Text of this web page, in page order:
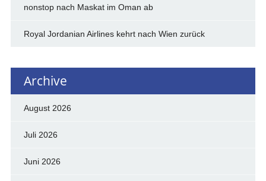
nonstop nach Maskat im Oman ab
Royal Jordanian Airlines kehrt nach Wien zurück
Archive
August 2026
Juli 2026
Juni 2026